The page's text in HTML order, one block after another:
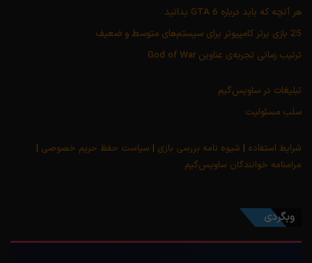
هر آنچه که باید درباره GTA 6 بدانید
25 بازی برتر کامپیوتر برای سیستم‌های متوسط و ضعیف
ترتیب زمانی تجربه‌ی عناوین God of War
تبلیغات در ساویس‌گیم
سلب مسئولیت
شرایط استفاده | شیوه نامه بررسی بازی | سیاست حفظ حریم خصوصی |
مرامنامه خوانندگان ساویس‌گیم
وبگردی